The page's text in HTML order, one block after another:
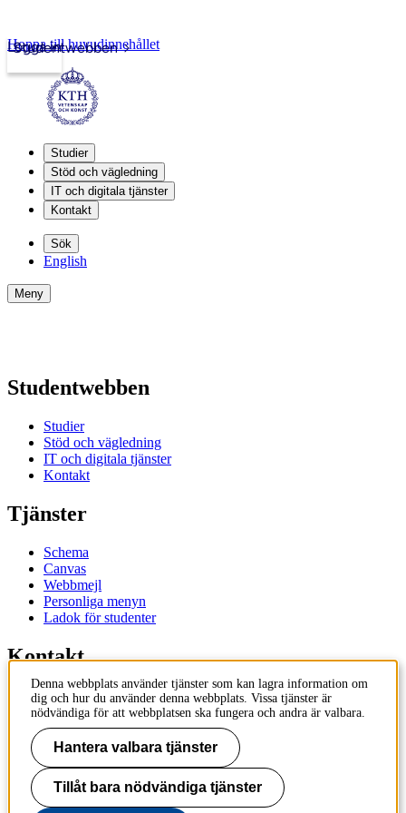
Studentwebben
Logga in
Hoppa till huvudinnehållet
Studier
Stöd och vägledning
IT och digitala tjänster
Kontakt
Sök
English
Meny
Studentwebben
Studier
Stöd och vägledning
IT och digitala tjänster
Kontakt
Tjänster
Schema
Canvas
Webbmejl
Personliga menyn
Ladok för studenter
Kontakt
Kontakta utbildningsprogram
Kontakta kurs
IT-support
KTH Entré
KTH
100 44 Stockholm
Denna webbplats använder tjänster som kan lagra information om
dig och hur du använder denna webbplats. Vissa tjänster är
nödvändiga för att webbplatsen ska fungera och andra är valbara.
Hantera valbara tjänster
Tillåt bara nödvändiga tjänster